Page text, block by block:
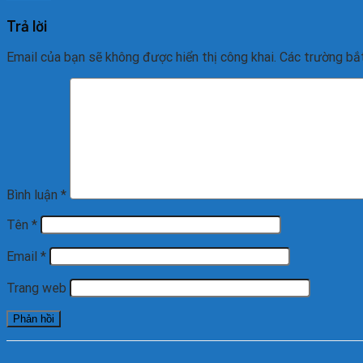
Trả lời
Email của bạn sẽ không được hiển thị công khai. Các trường
Bình luận *
Tên *
Email *
Trang web